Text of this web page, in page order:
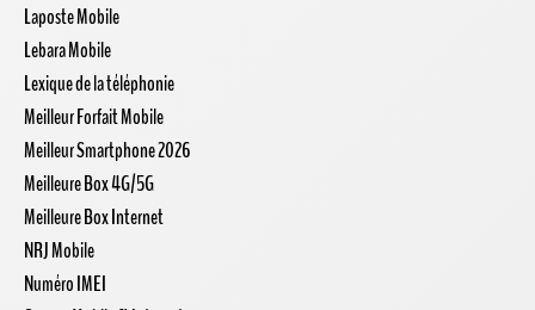
Laposte Mobile
Lebara Mobile
Lexique de la téléphonie
Meilleur Forfait Mobile
Meilleur Smartphone 2026
Meilleure Box 4G/5G
Meilleure Box Internet
NRJ Mobile
Numéro IMEI